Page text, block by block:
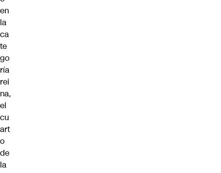
en
la
ca
te
go
ría
rei
na,
el
cu
art
o
de
la